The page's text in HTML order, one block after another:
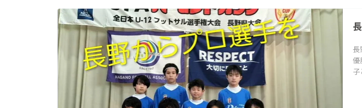
CAMPFIRE for Social Good
CAMPFIREふるさと納税
長
優
子